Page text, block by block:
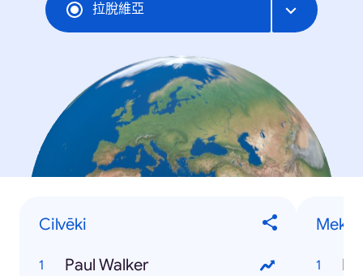
拉脫維亞
Cilvēki
Paul Walker